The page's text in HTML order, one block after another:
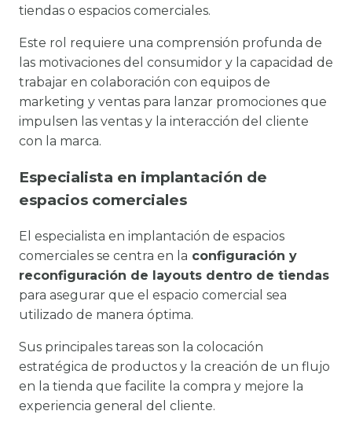
tiendas o espacios comerciales.
Este rol requiere una comprensión profunda de
las motivaciones del consumidor y la capacidad de
trabajar en colaboración con equipos de
marketing y ventas para lanzar promociones que
impulsen las ventas y la interacción del cliente
con la marca.
Especialista en implantación de
espacios comerciales
El especialista en implantación de espacios
comerciales se centra en la configuración y
reconfiguración de layouts dentro de tiendas
para asegurar que el espacio comercial sea
utilizado de manera óptima.
Sus principales tareas son la colocación
estratégica de productos y la creación de un flujo
en la tienda que facilite la compra y mejore la
experiencia general del cliente.